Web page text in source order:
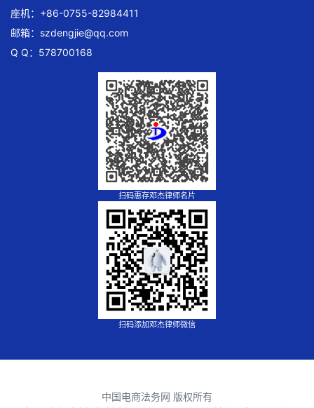
座机：+86-0755-82984411
邮箱： szdengjie@qq.com
Q Q：578700168
扫码惠存邓杰律师名片
扫码添加邓杰律师微信
中国电商法务网 版权所有